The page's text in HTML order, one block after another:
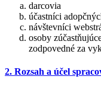
darcovia
účastníci
návštevníci
osoby
zodpovedné za
2. Rozsah a účel